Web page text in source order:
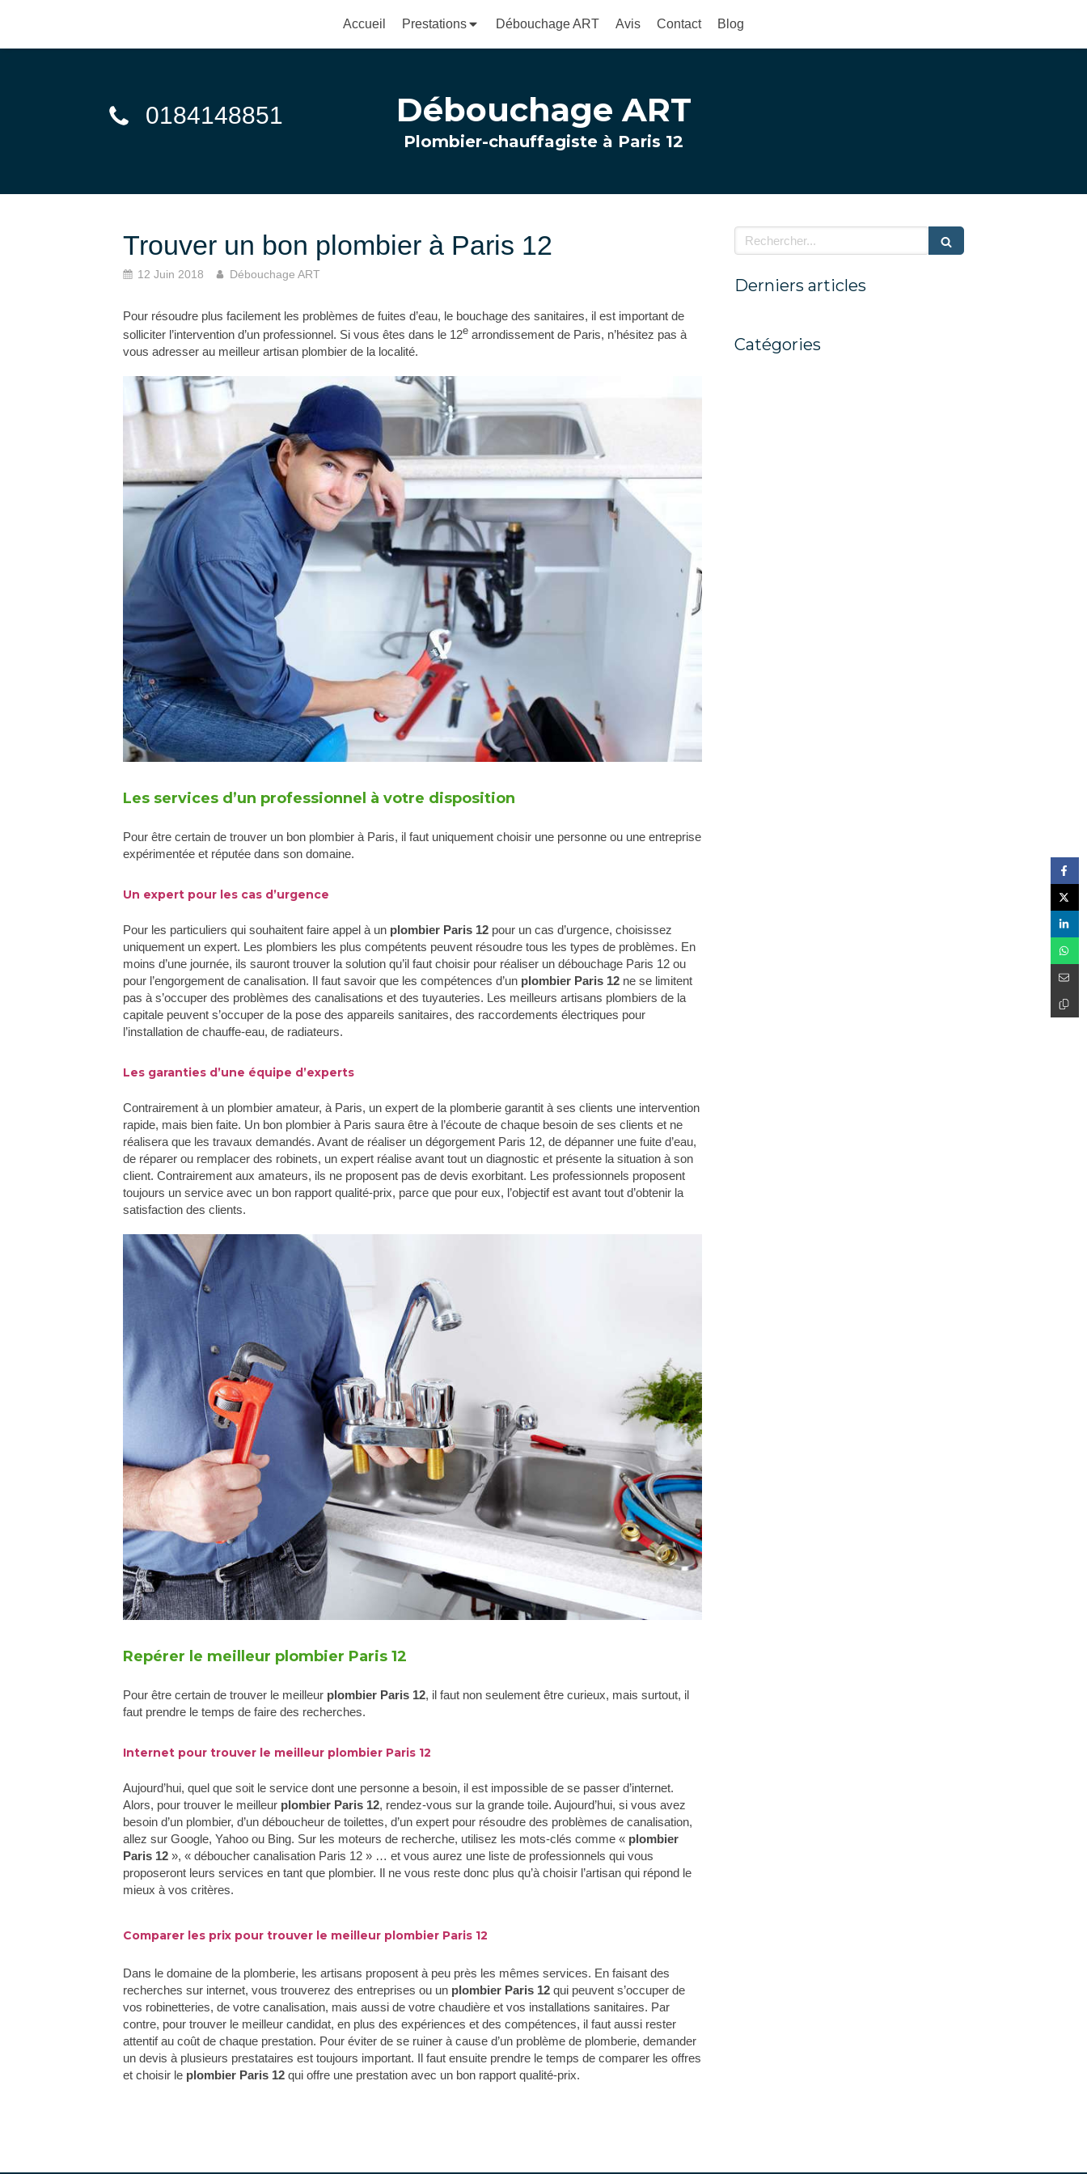
Accueil Prestations Débouchage ART Avis Contact Blog
Débouchage ART
0184148851
Plombier-chauffagiste à Paris 12
Trouver un bon plombier à Paris 12
12 Juin 2018 Débouchage ART
Pour résoudre plus facilement les problèmes de fuites d’eau, le bouchage des sanitaires, il est important de
solliciter l’intervention d’un professionnel. Si vous êtes dans le 12e arrondissement de Paris, n’hésitez pas à
vous adresser au meilleur artisan plombier de la localité.
Les services d’un professionnel à votre disposition
Pour être certain de trouver un bon plombier à Paris, il faut uniquement choisir une personne ou une entreprise
expérimentée et réputée dans son domaine.
Un expert pour les cas d’urgence
Pour les particuliers qui souhaitent faire appel à un plombier Paris 12 pour un cas d’urgence, choisissez
uniquement un expert. Les plombiers les plus compétents peuvent résoudre tous les types de problèmes. En
moins d’une journée, ils sauront trouver la solution qu’il faut choisir pour réaliser un débouchage Paris 12 ou
pour l’engorgement de canalisation. Il faut savoir que les compétences d’un plombier Paris 12 ne se limitent
pas à s’occuper des problèmes des canalisations et des tuyauteries. Les meilleurs artisans plombiers de la
capitale peuvent s’occuper de la pose des appareils sanitaires, des raccordements électriques pour
l’installation de chauffe-eau, de radiateurs.
Les garanties d’une équipe d’experts
Contrairement à un plombier amateur, à Paris, un expert de la plomberie garantit à ses clients une intervention
rapide, mais bien faite. Un bon plombier à Paris saura être à l’écoute de chaque besoin de ses clients et ne
réalisera que les travaux demandés. Avant de réaliser un dégorgement Paris 12, de dépanner une fuite d’eau,
de réparer ou remplacer des robinets, un expert réalise avant tout un diagnostic et présente la situation à son
client. Contrairement aux amateurs, ils ne proposent pas de devis exorbitant. Les professionnels proposent
toujours un service avec un bon rapport qualité-prix, parce que pour eux, l’objectif est avant tout d’obtenir la
satisfaction des clients.
Repérer le meilleur plombier Paris 12
Pour être certain de trouver le meilleur plombier Paris 12, il faut non seulement être curieux, mais surtout, il
faut prendre le temps de faire des recherches.
Internet pour trouver le meilleur plombier Paris 12
Aujourd’hui, quel que soit le service dont une personne a besoin, il est impossible de se passer d’internet.
Alors, pour trouver le meilleur plombier Paris 12, rendez-vous sur la grande toile. Aujourd’hui, si vous avez
besoin d’un plombier, d’un déboucheur de toilettes, d’un expert pour résoudre des problèmes de canalisation,
allez sur Google, Yahoo ou Bing. Sur les moteurs de recherche, utilisez les mots-clés comme « plombier
Paris 12 », « déboucher canalisation Paris 12 » … et vous aurez une liste de professionnels qui vous
proposeront leurs services en tant que plombier. Il ne vous reste donc plus qu’à choisir l’artisan qui répond le
mieux à vos critères.
Comparer les prix pour trouver le meilleur plombier Paris 12
Dans le domaine de la plomberie, les artisans proposent à peu près les mêmes services. En faisant des
recherches sur internet, vous trouverez des entreprises ou un plombier Paris 12 qui peuvent s’occuper de
vos robinetteries, de votre canalisation, mais aussi de votre chaudière et vos installations sanitaires. Par
contre, pour trouver le meilleur candidat, en plus des expériences et des compétences, il faut aussi rester
attentif au coût de chaque prestation. Pour éviter de se ruiner à cause d’un problème de plomberie, demander
un devis à plusieurs prestataires est toujours important. Il faut ensuite prendre le temps de comparer les offres
et choisir le plombier Paris 12 qui offre une prestation avec un bon rapport qualité-prix.
Rechercher
Derniers articles
Catégories